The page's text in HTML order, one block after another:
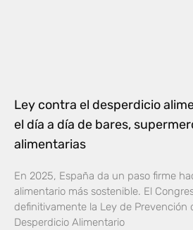
Ley contra el desperdicio
el día a día de bares,
alimentarias
En 2025, España da un paso firme
alimentario más sostenible. El
definitivamente la Ley de Prevención
Desperdicio Alimentario